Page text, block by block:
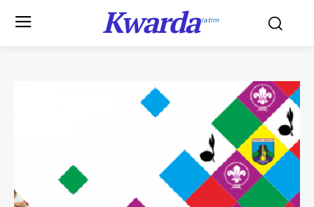
KwardaJatim